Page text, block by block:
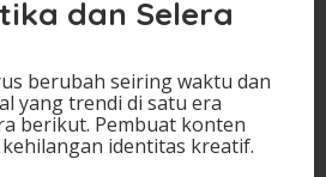
dan Selera
berubah seiring waktu dan
yang trendi di satu era
berikut. Pembuat konten
identitas kreatif.